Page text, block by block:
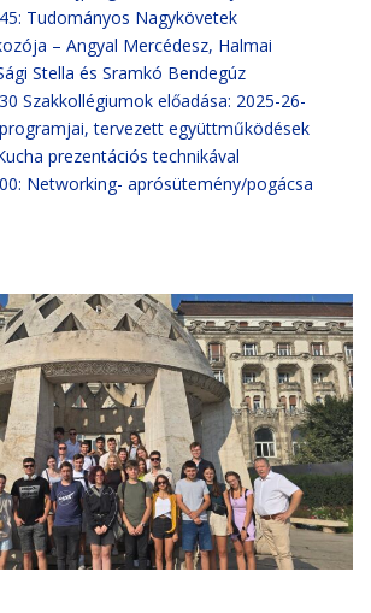
Tudományos Nagykövetek
– Angyal Mercédesz, Halmai
Stella és Sramkó Bendegúz
Szakkollégiumok előadása: 2025-26-
tervezett együttműködések
prezentációs technikával
Networking- aprósütemény/pogácsa